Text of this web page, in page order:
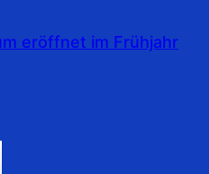
eröffnet im Frühjahr